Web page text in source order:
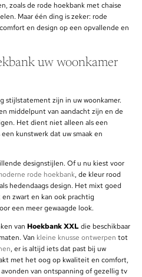
zoals de rode hoekbank met chaise
Maar één ding is zeker: rode
en design op een opvallende en
uw woonkamer
stijlstatement zijn in uw woonkamer.
middelpunt van aandacht zijn en de
Het dient niet alleen als een
kunstwerk dat uw smaak en
designstijlen. Of u nu kiest voor
rode hoekbank, de kleur rood
hedendaags design. Het mixt goed
zwart en kan ook prachtig
een meer gewaagde look.
van Hoekbank XXLdie beschikbaar
Van kleine knusse ontwerpen tot
, er is altijd iets dat past bij uw
met het oog op kwaliteit en comfort,
van ontspanning of gezellig tv